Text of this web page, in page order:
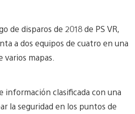
de disparos de 2018 de PS VR,
a dos equipos de cuatro en una
mapas.
información clasificada con una
la seguridad en los puntos de